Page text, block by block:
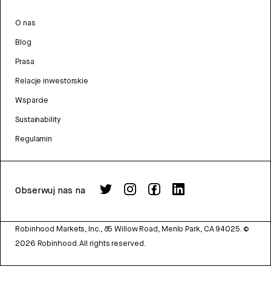
O nas
Blog
Prasa
Relacje inwestorskie
Wsparcie
Sustainability
Regulamin
Obserwuj nas na
Robinhood Markets, Inc., 85 Willow Road, Menlo Park, CA 94025. ©
2026 Robinhood. All rights reserved.